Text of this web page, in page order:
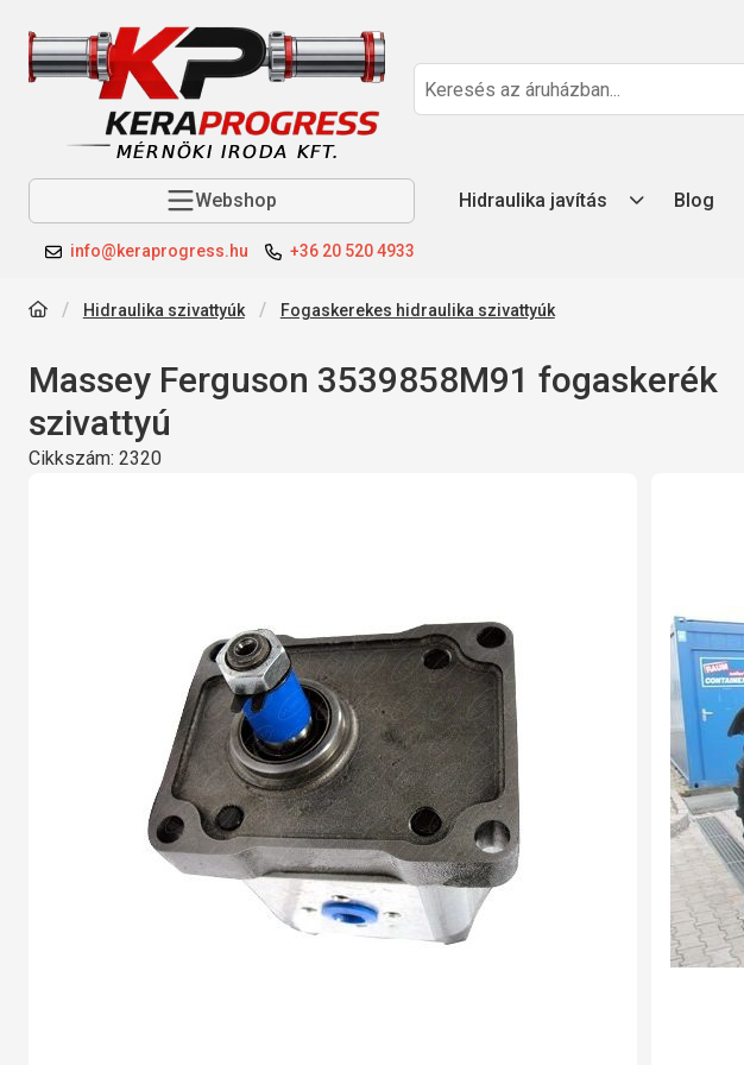
Webshop Hidraulika javítás Blog
info@keraprogress.hu +36 20 520 4933
Hidraulika szivattyúk Fogaskerekes hidraulika szivattyúk
Massey Ferguson 3539858M91 fogaskerék
szivattyú
Cikkszám: 2320